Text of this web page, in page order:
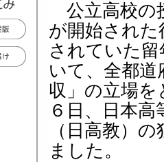
公立高校の
が開始された
されていた
いて、全都道
収」の立場
６日、日本
（日高教）
ました。